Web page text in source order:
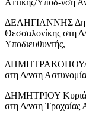
ΔΕΛΗΓΙΑΝΝΗΣ
Θεσσαλονίκης στη
Υποδιευθυντής,
ΔΗΜΗΤΡΑΚΟΠΟΥΛΟΣ
στη Δ/νση
ΔΗΜΗΤΡΙΟΥ
στη Δ/νση Τροχαίας